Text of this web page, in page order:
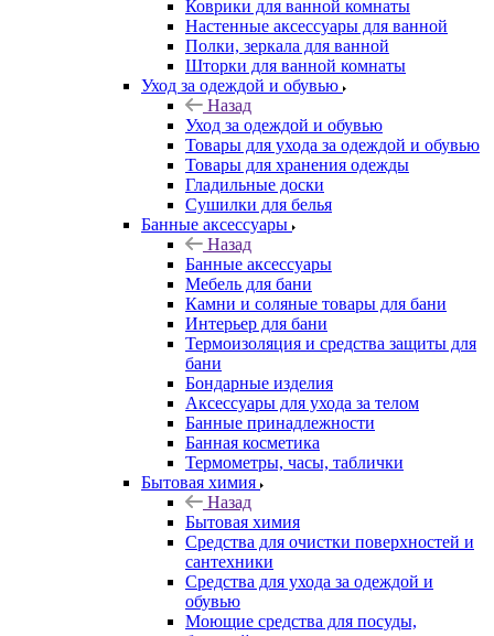
Коврики для ванной комнаты
Настенные аксессуары для ванной
Полки, зеркала для ванной
Шторки для ванной комнаты
Уход за одеждой и обувью
Назад
Уход за одеждой и обувью
Товары для ухода за одеждой и обувью
Товары для хранения одежды
Гладильные доски
Сушилки для белья
Банные аксессуары
Назад
Банные аксессуары
Мебель для бани
Камни и соляные товары для бани
Интерьер для бани
Термоизоляция и средства защиты для
бани
Бондарные изделия
Аксеcсуары для ухода за телом
Банные принадлежности
Банная косметика
Термометры, часы, таблички
Бытовая химия
Назад
Бытовая химия
Средства для очистки поверхностей и
сантехники
Средства для ухода за одеждой и
обувью
Моющие средства для посуды,